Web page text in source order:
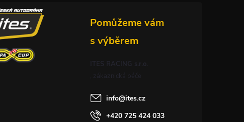
ITES RACING s.r.o.
info@ites.cz
+420 725 424 033